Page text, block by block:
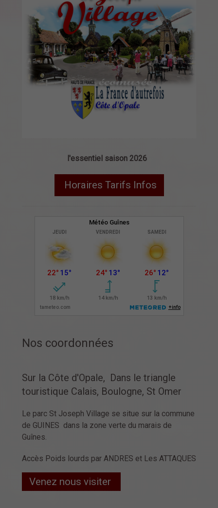
l'essentiel saison 2026
Horaires Tarifs Infos
Nos coordonnées
Sur la Côte d'Opale, Dans le triangle
touristique Calais, Boulogne, St Omer
Le parc St Joseph Village se situe sur la commune
de GUINES dans la zone verte du marais de
Guînes.
Accès Poids lourds par ANDRES et Les ATTAQUES
Venez nous visiter